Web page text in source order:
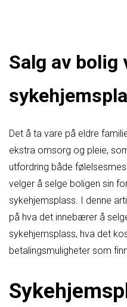
Salg av bolig
Det å ta vare på eldre
ekstra omsorg og pleie,
utfordring både
velger å selge boligen sin
sykehjemsplass. I denne
på hva det innebærer å
sykehjemsplass, hva det
betalingsmuligheter som